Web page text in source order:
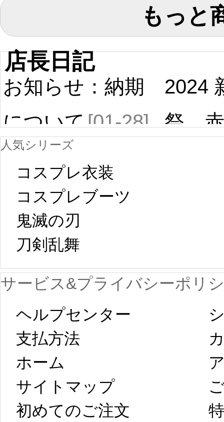
もっと
店長日記
お知らせ：納期
について[01-28]
中国旧正月の影
響で2024年2月5
日から工場生産
が一時停止いた
します。 2月5日
以後のご注文
は、2月25日から
コスプレ制作、
2024
祭 赤
プレ
新春
字半
第二
人気シリーズ
コスプレ衣装
コスプレブーツ
鬼滅の刃
刀剣乱舞
サービス&プライバシーポリ
ヘルプセンター
支払方法
ホーム
サイトマップ
初めてのご注文